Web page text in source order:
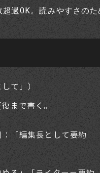
過OK。読みやすさの
て」）
まで書く。
「編集長として要約